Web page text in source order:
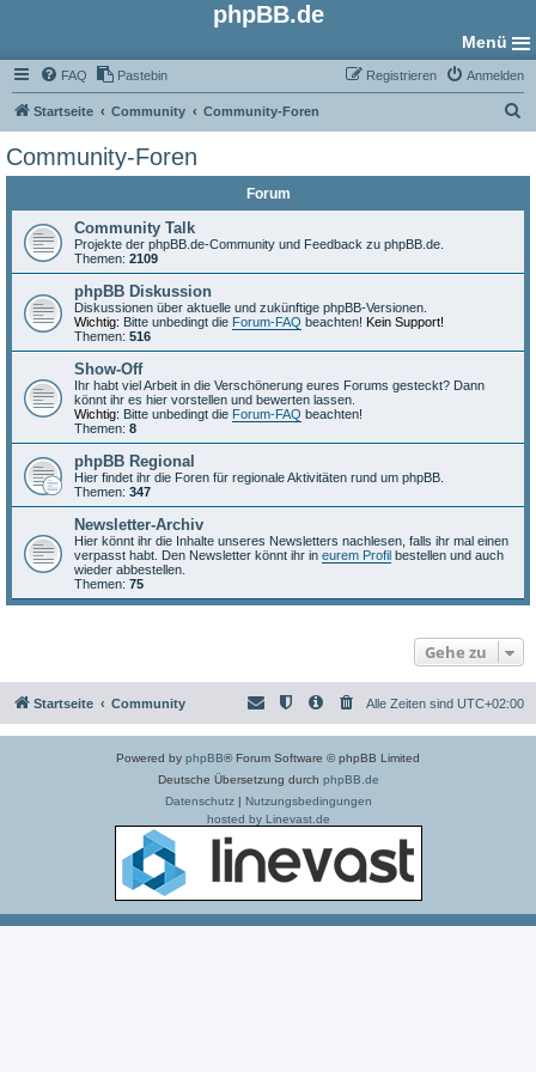
phpBB.de
Menü
FAQ Pastebin Anmelden
Registrieren
Startseite Community Community-Foren
Community-Foren
Forum
Community Talk
Projekte der phpBB.de-Community und Feedback zu phpBB.de.
Themen: 2109
phpBB Diskussion
Diskussionen über aktuelle und zukünftige phpBB-Versionen.
Wichtig: Bitte unbedingt die Forum-FAQ beachten! Kein Support!
Themen: 516
Show-Off
Ihr habt viel Arbeit in die Verschönerung eures Forums gesteckt? Dann
könnt ihr es hier vorstellen und bewerten lassen.
Wichtig: Bitte unbedingt die Forum-FAQ beachten!
Themen: 8
phpBB Regional
Hier findet ihr die Foren für regionale Aktivitäten rund um phpBB.
Themen: 347
Newsletter-Archiv
Hier könnt ihr die Inhalte unseres Newsletters nachlesen, falls ihr mal einen
verpasst habt. Den Newsletter könnt ihr in eurem Profil bestellen und auch
wieder abbestellen.
Themen: 75
Gehe zu
Startseite Community Alle Zeiten sind UTC+02:00
Powered by phpBB® Forum Software © phpBB Limited
Deutsche Übersetzung durch phpBB.de
Datenschutz| Nutzungsbedingungen
hosted by Linevast.de